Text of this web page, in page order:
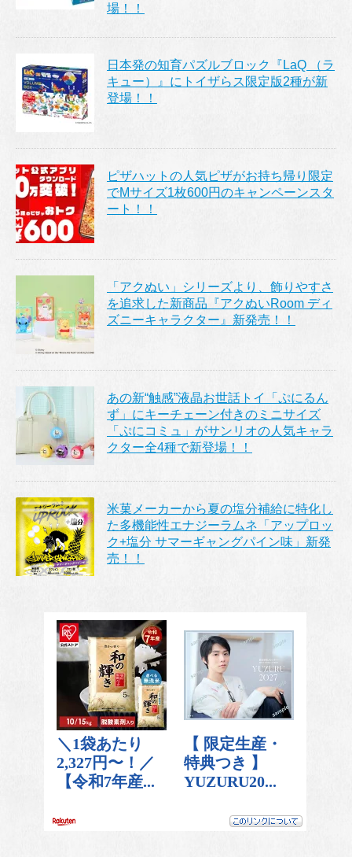
場！！
日本発の知育パズルブロック『LaQ （ラ
キュー）』にトイザらス限定版2種が新
登場！！
ピザハットの人気ピザがお持ち帰り限定
でMサイズ1枚600円のキャンペーンスタ
ート！！
「アクぬい」シリーズより、飾りやすさ
を追求した新商品『アクぬいRoom ディ
ズニーキャラクター』新発売！！
あの新“触感”液晶お世話トイ「ぷにるん
ず」にキーチェーン付きのミニサイズ
「ぷにコミュ」がサンリオの人気キャラ
クター全4種で新登場！！
米菓メーカーから夏の塩分補給に特化し
た多機能性エナジーラムネ「アップロッ
ク+塩分 サマーギャングパイン味」新発
売！！